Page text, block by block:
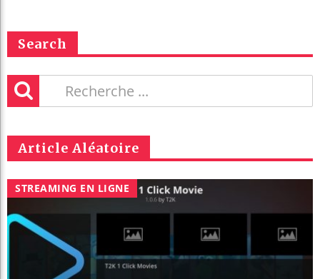
Search
Article Aléatoire
STREAMING EN LIGNE